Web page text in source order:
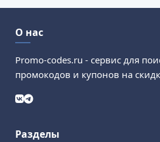
О нас
Promo-codes.ru - сервис для
промокодов и купонов на
Разделы